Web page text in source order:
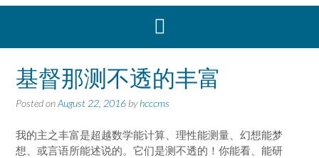
基督那测不透的丰富
Posted onAugust 22, 2016 byhcccms
我的主之丰富是超越数学能计算、理性能测量、幻想能梦
想、或言语所能述说的。它们是测不透的！你能看、能研